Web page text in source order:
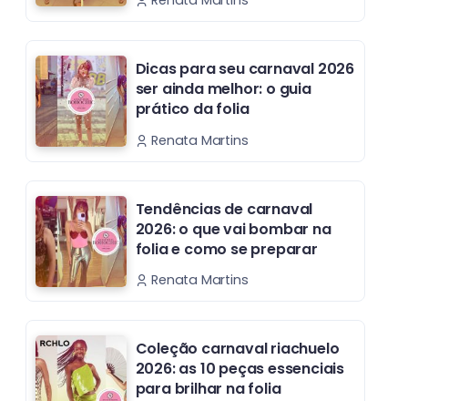
Dicas para seu carnaval 2026
ser ainda melhor: o guia
prático da folia
Renata Martins
Tendências de carnaval
2026: o que vai bombar na
folia e como se preparar
Renata Martins
Coleção carnaval riachuelo
2026: as 10 peças essenciais
para brilhar na folia